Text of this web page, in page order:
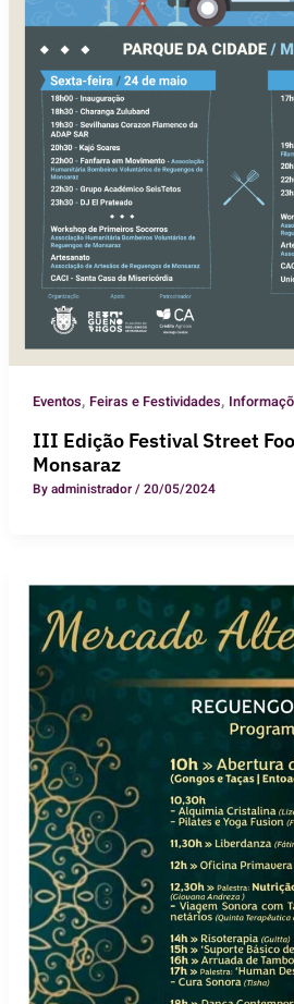
Eventos, Feiras e Festividades,
III Edição Festival Street
Monsaraz
Byadministrador/20/05/2024